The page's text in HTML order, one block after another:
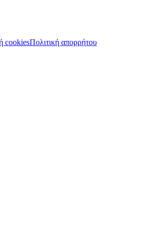
cookiesΠολιτική απορρήτου